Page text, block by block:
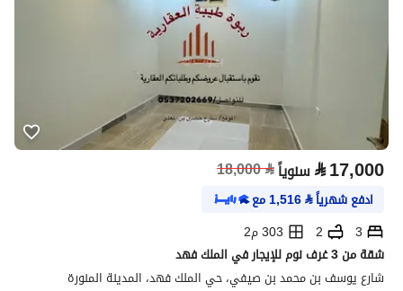
⃁17,000 سنوياً⃁
18,000
ادفع شهرياً⃁
1,516مع
3
2
303 م2
شقة من 3 غرف نوم للإيجار في الملك فهد
شارع يوسف بن محمد بن صيفي، حي الملك فهد، المدينة المنورة